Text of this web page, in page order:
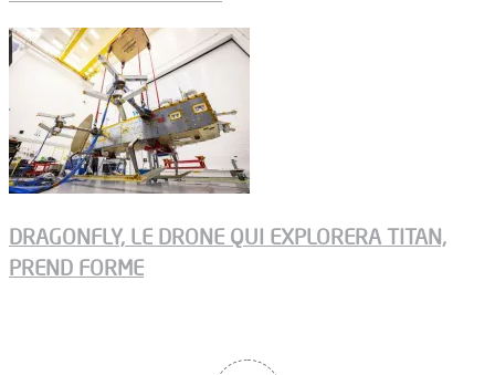
DRAGONFLY, LE DRONE QUI EXPLORERA TITAN,
PREND FORME